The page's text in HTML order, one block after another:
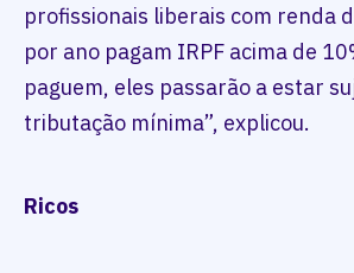
profissionais liberais com renda
por ano pagam IRPF acima de
paguem, eles passarão a estar
tributação mínima”, explicou.
Ricos